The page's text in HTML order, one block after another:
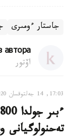
جاستار ءومىرى
автора
اۆتور
17:03, 14 جەلتوقسان 2020
تەحنولوگيانى